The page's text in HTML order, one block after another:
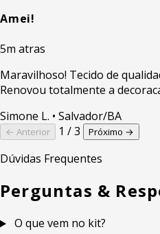
Amei!
5m atras
Maravilhoso! Tecido de
Renovou totalmente a
Simone L. • Salvador/BA
← Anterior 1 / 3 Próximo →
Dúvidas Frequentes
Perguntas &
O que vem no kit?